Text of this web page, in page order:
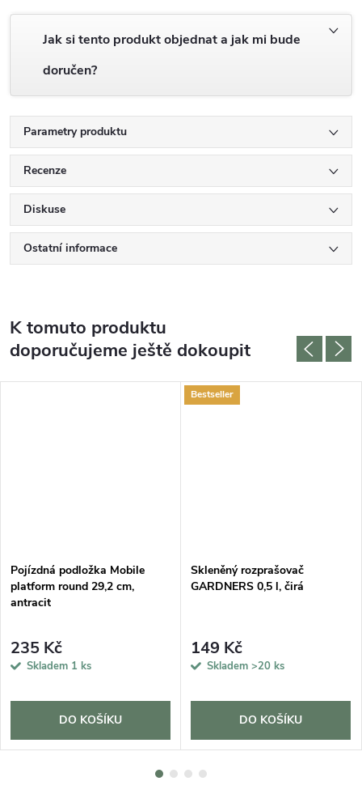
Jak si tento produkt objednat a jak mi bude
doručen?
Parametry produktu
Recenze
Diskuse
Ostatní informace
K tomuto produktu
doporučujeme ještě dokoupit
Pojízdná podložka Mobile
platform round 29,2 cm,
antracit
235 Kč
Skladem 1 ks
DO KOŠÍKU
Bestseller
Skleněný rozprašovač
GARDNERS 0,5 l, čirá
149 Kč
Skladem >20 ks
DO KOŠÍKU